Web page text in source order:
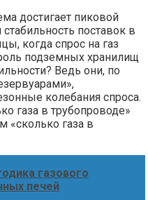
достигает пиковой
поставок в
когда спрос на газ
подземных хранилищ
Ведь они, по
колебания спроса.
газа в трубопроводе»
«сколько газа в
газового
печей